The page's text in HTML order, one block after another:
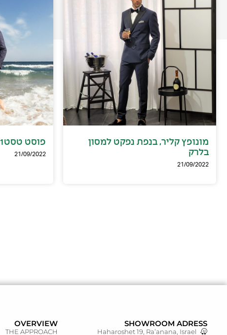
מונופץ קליר, בנפת נפקט למסון
בלרק
21/09/2022
פוסט טסט1
21/09/2022
SHOWROOM ADRESS
Haharoshet 19, Ra’anana, Israel
OVERVIEW
THE APPROACH